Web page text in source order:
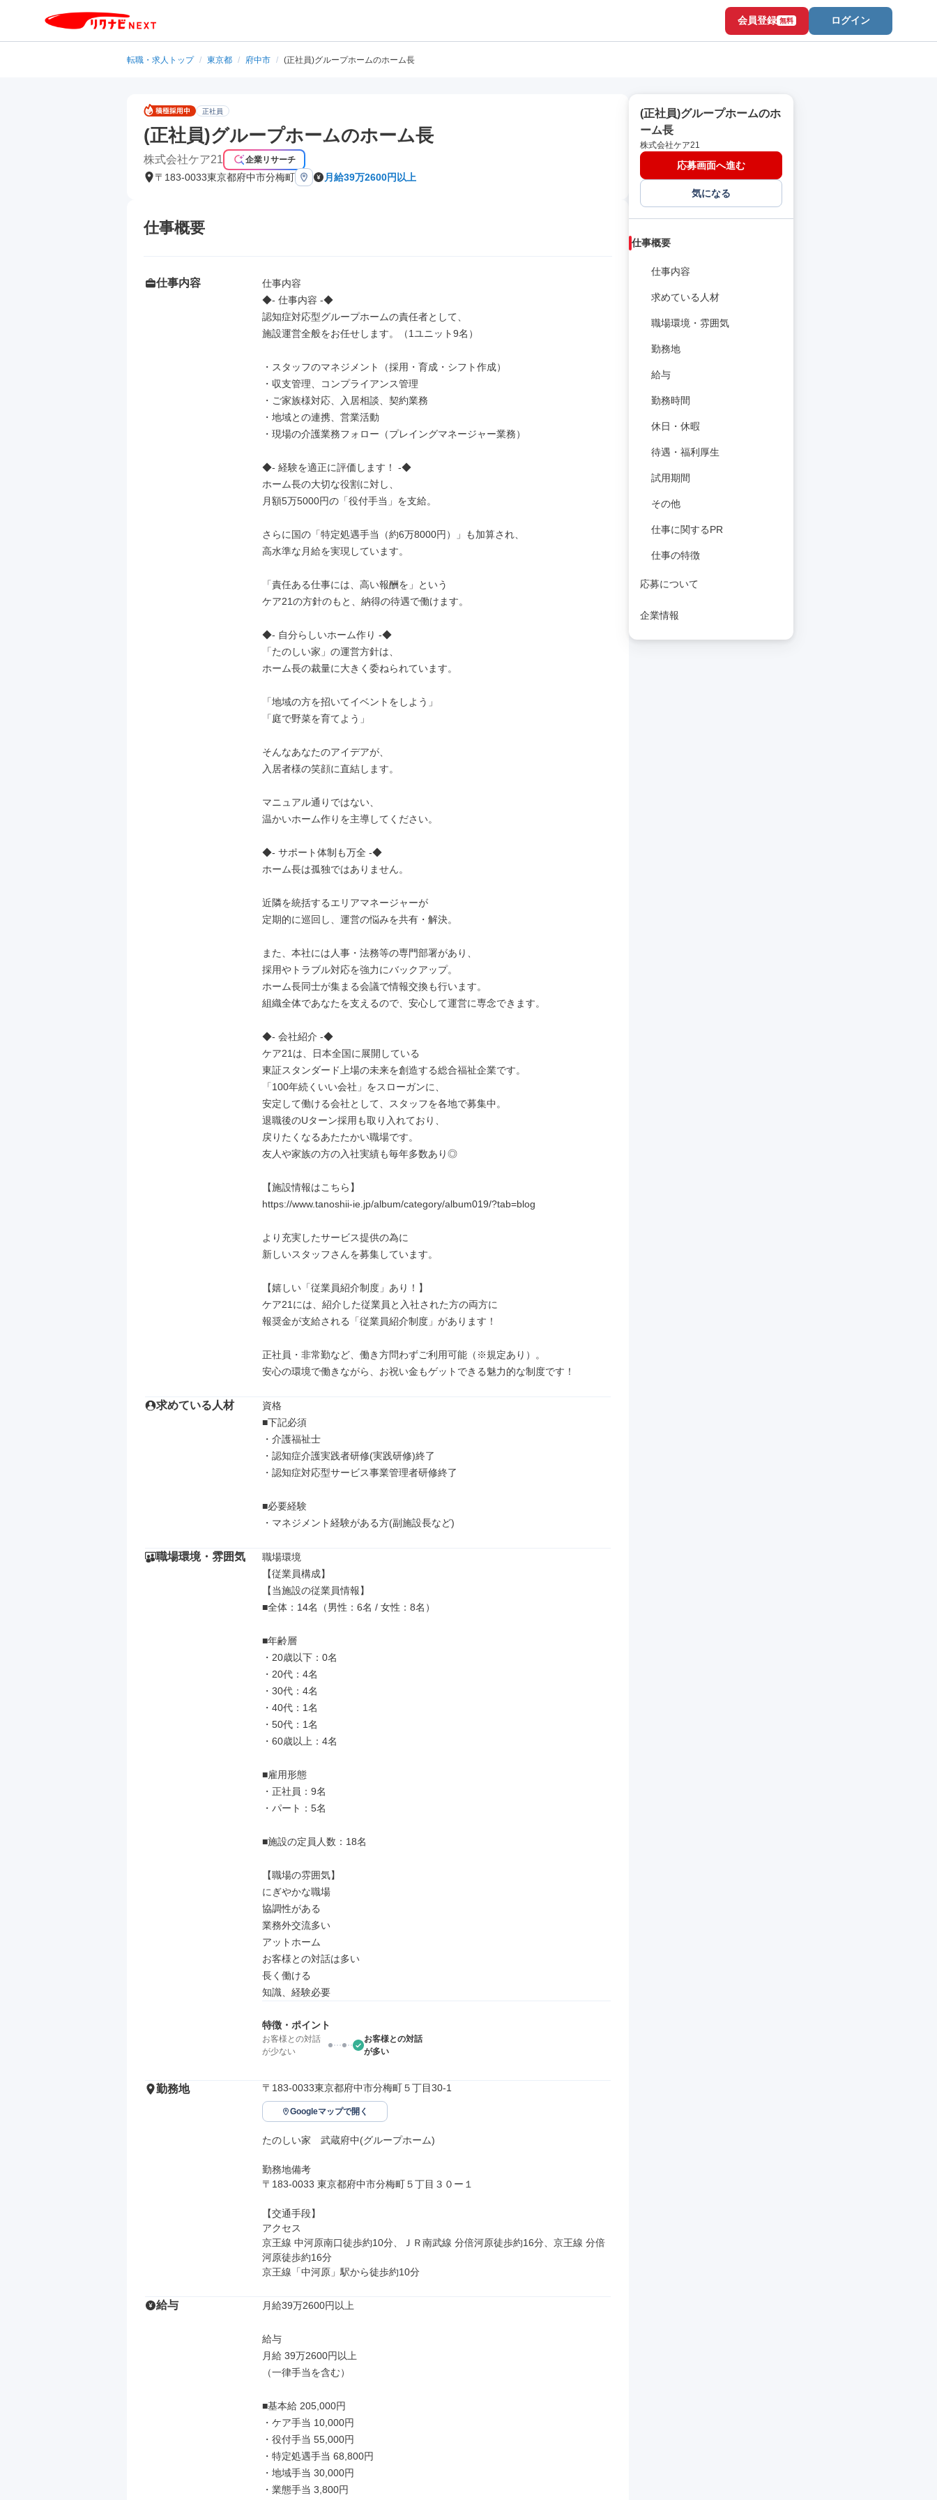
会員登録 無料 ログイン
転職・求人トップ / 東京都 / 府中市 / (正社員)グループホームのホーム長
正社員
(正社員)グループホームのホーム長
株式会社ケア21 企業リサーチ
〒183-0033東京都府中市分梅町 月給39万2600円以上
仕事概要
仕事内容
仕事内容
◆- 仕事内容 -◆
認知症対応型グループホームの責任者として、
施設運営全般をお任せします。（1ユニット9名）
・スタッフのマネジメント（採用・育成・シフト作成）
・収支管理、コンプライアンス管理
・ご家族様対応、入居相談、契約業務
・地域との連携、営業活動
・現場の介護業務フォロー（プレイングマネージャー業務）
◆- 経験を適正に評価します！ -◆
ホーム長の大切な役割に対し、
月額5万5000円の「役付手当」を支給。
さらに国の「特定処遇手当（約6万8000円）」も加算され、
高水準な月給を実現しています。
「責任ある仕事には、高い報酬を」という
ケア21の方針のもと、納得の待遇で働けます。
◆- 自分らしいホーム作り -◆
「たのしい家」の運営方針は、
ホーム長の裁量に大きく委ねられています。
「地域の方を招いてイベントをしよう」
「庭で野菜を育てよう」
そんなあなたのアイデアが、
入居者様の笑顔に直結します。
マニュアル通りではない、
温かいホーム作りを主導してください。
◆- サポート体制も万全 -◆
ホーム長は孤独ではありません。
近隣を統括するエリアマネージャーが
定期的に巡回し、運営の悩みを共有・解決。
また、本社には人事・法務等の専門部署があり、
採用やトラブル対応を強力にバックアップ。
ホーム長同士が集まる会議で情報交換も行います。
組織全体であなたを支えるので、安心して運営に専念できます。
◆- 会社紹介 -◆
ケア21は、日本全国に展開している
東証スタンダード上場の未来を創造する総合福祉企業です。
「100年続くいい会社」をスローガンに、
安定して働ける会社として、スタッフを各地で募集中。
退職後のUターン採用も取り入れており、
戻りたくなるあたたかい職場です。
友人や家族の方の入社実績も毎年多数あり◎
【施設情報はこちら】
https://www.tanoshii-ie.jp/album/category/album019/?tab=blog
より充実したサービス提供の為に
新しいスタッフさんを募集しています。
【嬉しい「従業員紹介制度」あり！】
ケア21には、紹介した従業員と入社された方の両方に
報奨金が支給される「従業員紹介制度」があります！
正社員・非常勤など、働き方問わずご利用可能（※規定あり）。
安心の環境で働きながら、お祝い金もゲットできる魅力的な制度です！
求めている人材
資格
■下記必須
・介護福祉士
・認知症介護実践者研修(実践研修)終了
・認知症対応型サービス事業管理者研修終了
■必要経験
・マネジメント経験がある方(副施設長など)
職場環境・雰囲気
職場環境
【従業員構成】
【当施設の従業員情報】
■全体：14名（男性：6名 / 女性：8名）
■年齢層
・20歳以下：0名
・20代：4名
・30代：4名
・40代：1名
・50代：1名
・60歳以上：4名
■雇用形態
・正社員：9名
・パート：5名
■施設の定員人数：18名
【職場の雰囲気】
にぎやかな職場
協調性がある
業務外交流多い
アットホーム
お客様との対話は多い
長く働ける
知識、経験必要
特徴・ポイント
お客様との対話
が少ない
お客様との対話
が多い
勤務地 〒183-0033東京都府中市分梅町５丁目30-1
Googleマップで開く
たのしい家　武蔵府中(グループホーム)
勤務地備考
〒183-0033 東京都府中市分梅町５丁目３０ー１
【交通手段】
アクセス
京王線 中河原南口徒歩約10分、ＪＲ南武線 分倍河原徒歩約16分、京王線 分倍
河原徒歩約16分
京王線「中河原」駅から徒歩約10分
給与 月給39万2600円以上
給与
月給 39万2600円以上
（一律手当を含む）
■基本給 205,000円
・ケア手当 10,000円
・役付手当 55,000円
・特定処遇手当 68,800円
・地域手当 30,000円
・業態手当 3,800円
(正社員)グループホームのホ
ーム長
株式会社ケア21
応募画面へ進む
気になる
仕事概要
仕事内容
求めている人材
職場環境・雰囲気
勤務地
給与
勤務時間
休日・休暇
待遇・福利厚生
試用期間
その他
仕事に関するPR
仕事の特徴
応募について
企業情報